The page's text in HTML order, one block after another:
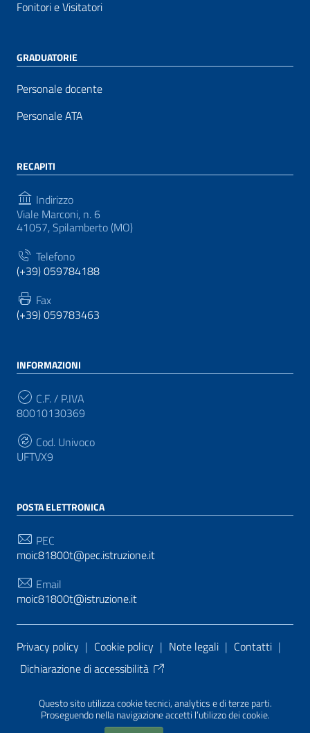
Questo sito utilizza cookie tecnici, analytics e di terze parti.
Proseguendo nella navigazione accetti l’utilizzo dei cookie.
Fonitori e Visitatori
GRADUATORIE
Personale docente
Personale ATA
RECAPITI
Indirizzo
Viale Marconi, n. 6
41057, Spilamberto (MO)
Telefono
(+39) 059784188
Fax
(+39) 059783463
INFORMAZIONI
C.F. / P.IVA
80010130369
Cod. Univoco
UFTVX9
POSTA ELETTRONICA
PEC
moic81800t@pec.istruzione.it
Email
moic81800t@istruzione.it
Sezione Link Utili
Privacy policy | Cookie policy | Note legali | Contatti |
Dichiarazione di accessibilità
PA di AgID
| Realizzato con WordPress
da